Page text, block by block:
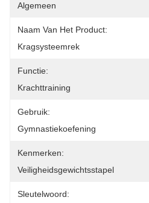
Algemeen
Naam Van Het Product:
Kragsysteemrek
Functie:
Krachttraining
Gebruik:
Gymnastiekoefening
Kenmerken:
Veiligheidsgewichtsstapel
Sleutelwoord: